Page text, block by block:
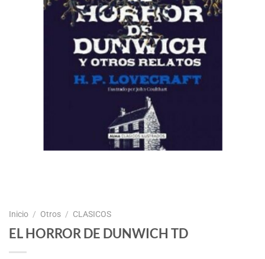
Inicio / Otros / CLASICOS
EL HORROR DE DUNWICH TD